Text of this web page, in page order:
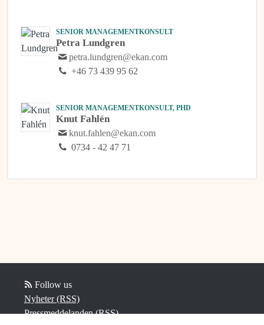
SENIOR MANAGEMENTKONSULT
Petra Lundgren
petra.lundgren@ekan.com
+46 73 439 95 62
SENIOR MANAGEMENTKONSULT, PHD
Knut Fahlén
knut.fahlen@ekan.com
0734 - 42 47 71
Follow us
Nyheter (RSS)
Pressmeddelanden (RSS)